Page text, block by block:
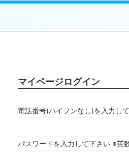
マイページログイン
電話番号(ハイフンなし)を入力し
パスワードを入力して下さい ※英